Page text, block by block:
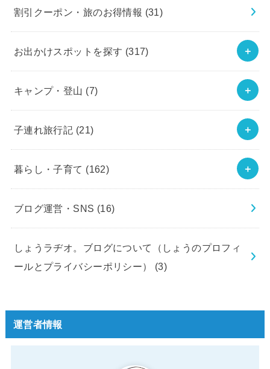
割引クーポン・旅のお得情報 (31)
お出かけスポットを探す (317)
キャンプ・登山 (7)
子連れ旅行記 (21)
暮らし・子育て (162)
ブログ運営・SNS (16)
しょうラヂオ。ブログについて（しょうのプロフィ
ールとプライバシーポリシー） (3)
運営者情報